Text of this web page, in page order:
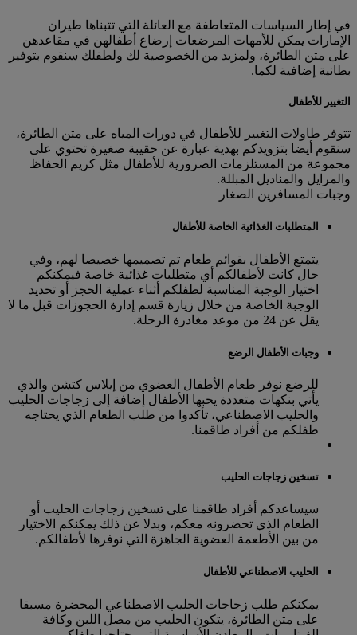
في إطار السياسات المتعاطفة مع العائلة التي تتبناها طيران
الإمارات يمكن للأمهات المرضعات إرضاع أطفالهن في مقاعدهن
على متن الطائرة، ولمزيد من الخصوصية لك ولطفلك سنقوم بتوفير
بطانية إضافية لكما.
التغيير للأطفال
تتوفر طاولات التغيير للأطفال في دورات المياه على متن الطائرة،
سنقوم أيضا بتزويدكم بهدية عبارة عن حقيبة صغيرة تحتوي على
مجموعة من المستلزمات الضرورية للأطفال مثل كريم الحفاظ
والمرايل والمناديل المبللة.
وجبات المسافرين الصغار
المتطلبات الغذائية الخاصة للأطفال
يتمتع الأطفال بقوائم طعام تم تصميمها خصيصا لهم، وفي
حال كانت لأطفالكم أي متطلبات غذائية خاصة فيمكنكم
اختيار الوجبة المناسبة لطفلكم أثناء عملية الحجز أو تحديد
الوجبة الخاصة من خلال زيارة قسم إدارة الحجوزات قبل ما لا
يقل عن 24 من موعد مغادرة الرحلة.
وجبات الأطفال الرضع
للرضع نوفر طعام الأطفال العضوي من إيلاس كتشن والذي
يأتي بنكهات متعددة يحبها الأطفال إضافة إلى زجاجات الحليب
والحليب الاصطناعي، تأكدوا من طلب الطعام الذي يحتاجه
طفلكم من أفراد طاقمنا.
تسخين زجاجات الحليب
سيساعدكم أفراد طاقمنا على تسخين زجاجات الحليب أو
الطعام الذي تحضرونه معكم، وبدلا عن ذلك يمكنكم الاختيار
من بين الأطعمة العضوية الجاهزة التي نوفرها لأطفالكم.
الحليب الاصطناعي للأطفال
يمكنكم طلب زجاجات الحليب الاصطناعي المحضرة مسبقا
على متن الطائرة، يتكون الحليب من مصل اللبن وكافة